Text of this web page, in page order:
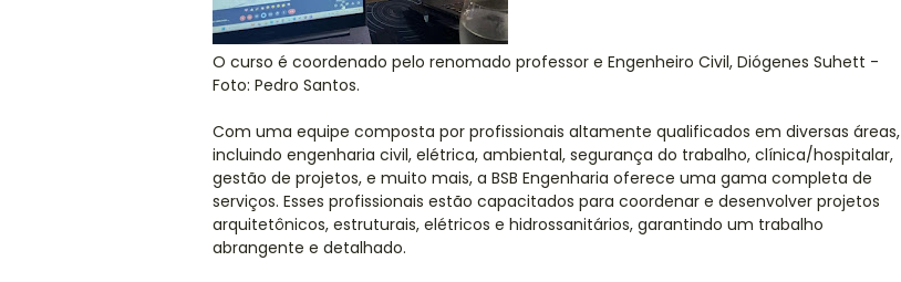
O curso é coordenado pelo renomado professor e Engenheiro Civil, Diógenes Suhett -
Foto: Pedro Santos.
Com uma equipe composta por profissionais altamente qualificados em diversas áreas,
incluindo engenharia civil, elétrica, ambiental, segurança do trabalho, clínica/hospitalar,
gestão de projetos, e muito mais, a BSB Engenharia oferece uma gama completa de
serviços. Esses profissionais estão capacitados para coordenar e desenvolver projetos
arquitetônicos, estruturais, elétricos e hidrossanitários, garantindo um trabalho
abrangente e detalhado.